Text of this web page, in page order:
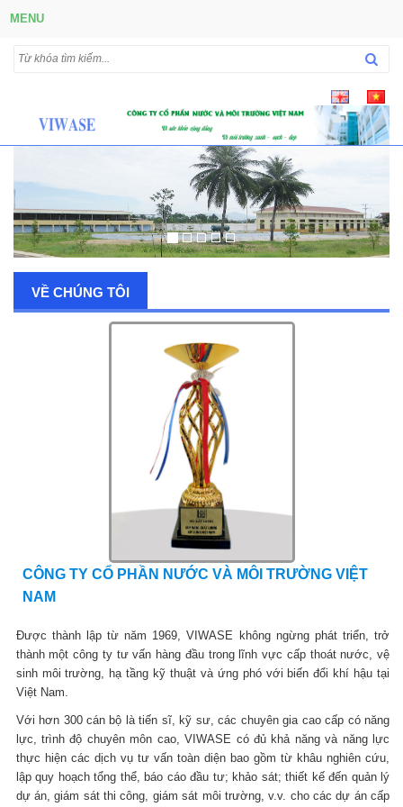
MENU
VỀ CHÚNG TÔI
CÔNG TY CỔ PHẦN NƯỚC VÀ MÔI TRƯỜNG VIỆT
NAM
Được thành lập từ năm 1969, VIWASE không ngừng phát triển, trở
thành một công ty tư vấn hàng đầu trong lĩnh vực cấp thoát nước, vệ
sinh môi trường, hạ tầng kỹ thuật và ứng phó với biến đổi khí hậu tại
Việt Nam.
Với hơn 300 cán bộ là tiến sĩ, kỹ sư, các chuyên gia cao cấp có năng
lực, trình độ chuyên môn cao, VIWASE có đủ khả năng và năng lực
thực hiện các dịch vụ tư vấn toàn diện bao gồm từ khâu nghiên cứu,
lập quy hoạch tổng thể, báo cáo đầu tư; khảo sát; thiết kế đến quản lý
dự án, giám sát thi công, giám sát môi trường, v.v. cho các dự án cấp